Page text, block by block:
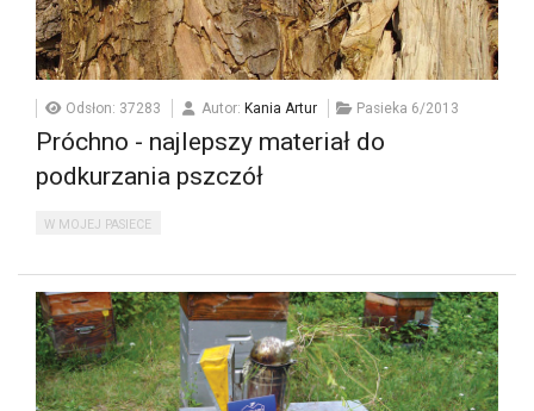
Odsłon: 37283 Autor: Kania Artur Pasieka 6/2013
Próchno - najlepszy materiał do
podkurzania pszczół
W MOJEJ PASIECE